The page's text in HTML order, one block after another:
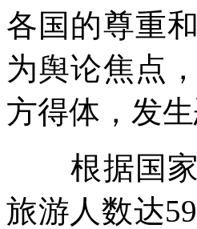
各国的尊重
为舆论焦点
方得体，发
根据国家
旅游人数达